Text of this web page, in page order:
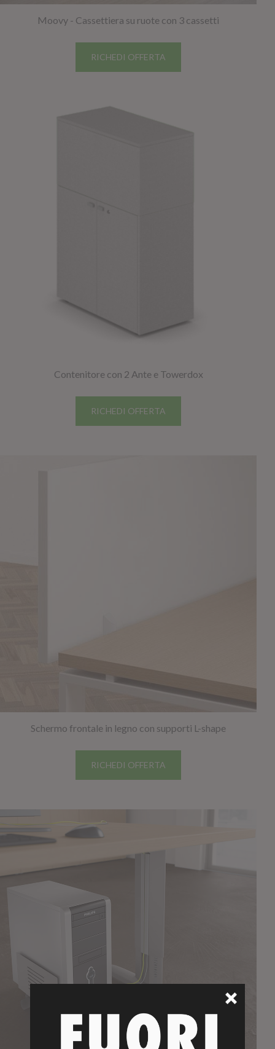
Moovy - Cassettiera su ruote con 3 cassetti
RICHEDI OFFERTA
Contenitore con 2 Ante e Towerdox
RICHEDI OFFERTA
Schermo frontale in legno con supporti L-shape
RICHEDI OFFERTA